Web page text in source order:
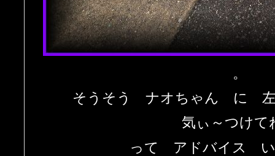
。
そうそう ナオちゃん に
気ぃ～つけて
って アドバイス い